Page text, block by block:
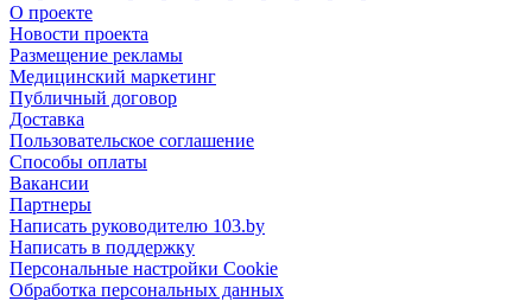
О проекте
Новости проекта
Размещение рекламы
Медицинский маркетинг
Публичный договор
Доставка
Пользовательское соглашение
Способы оплаты
Вакансии
Партнеры
Написать руководителю 103.by
Написать в поддержку
Персональные настройки Cookie
Обработка персональных данных